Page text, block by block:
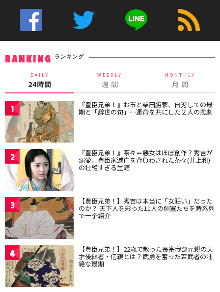
RANKING ランキング
DAILY
24時間
WEEKLY
週 間
MONTHLY
月 間
1 『豊臣兄弟！』お市と柴田勝家、自刃しての最
期と「辞世の句」…運命を共にした２人の悲劇
2 『豊臣兄弟！』茶々＝悪女はほぼ創作？秀吉が
溺愛、豊臣家滅亡を背負わされた茶々(井上和)
の壮絶すぎる生涯
3 【豊臣兄弟！】秀吉は本当に「女狂い」だった
のか？ 天下人を彩った11人の側室たちを時系列
で一挙紹介
4 【豊臣兄弟！】22歳で散った長宗我部元親の天
才後継者・信親とは？武勇を奮った若武者の壮
絶な最期